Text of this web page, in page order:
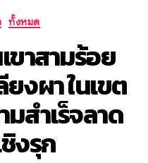
ทั้งหมด
ขาสามร้อย
งผา ในเขต
สำเร็จลาด
งรุก